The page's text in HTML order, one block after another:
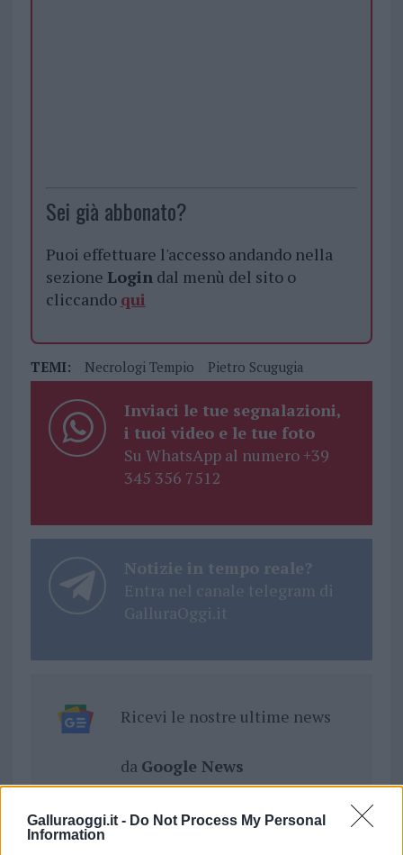
Galluraoggi.it - Do Not Process My Personal
Information
Sei già abbonato?
Puoi effettuare l'accesso andando nella
sezione Logindal menù del sito o
cliccando qui
TEMI: Necrologi Tempio Pietro Scugugia
Inviaci le tue segnalazioni,
i tuoi video e le tue foto
Su WhatsApp al numero +39
345 356 7512
Notizie in tempo reale?
Entra nel canale telegram di
GalluraOggi.it
Ricevi le nostre ultime news
da Google News
Condividi l'articolo